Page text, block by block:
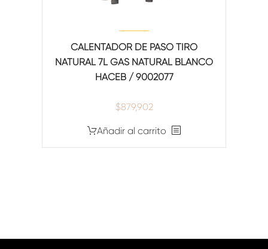
CALENTADOR DE PASO TIRO
NATURAL 7L GAS NATURAL BLANCO
HACEB / 9002077
$879,902
Añadir al carrito